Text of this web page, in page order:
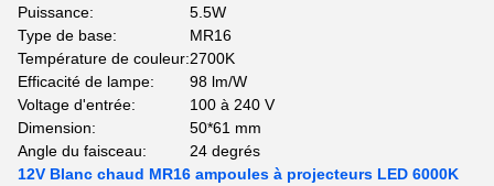
Puissance:
5.5W
Type de base:
MR16
Température de couleur:2700K
Efficacité de lampe:
98 lm/W
Voltage d'entrée:
100 à 240 V
Dimension:
50*61 mm
Angle du faisceau:
24 degrés
12V Blanc chaud MR16 ampoules à projecteurs LED 6000K